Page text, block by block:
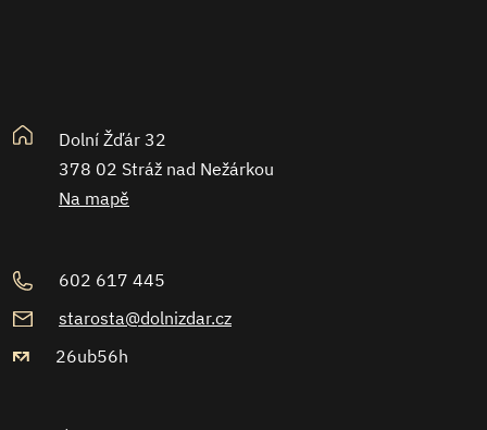
Dolní Žďár 32
378 02 Stráž nad Nežárkou
Na mapě
602 617 445
starosta@dolnizdar.cz
26ub56h